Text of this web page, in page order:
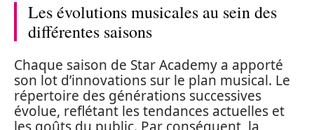
Les évolutions musicales au sein des
différentes saisons
Chaque saison de Star Academy a apporté
son lot d’innovations sur le plan musical. Le
répertoire des générations successives
évolue, reflétant les tendances actuelles et
les goûts du public. Par conséquent, la